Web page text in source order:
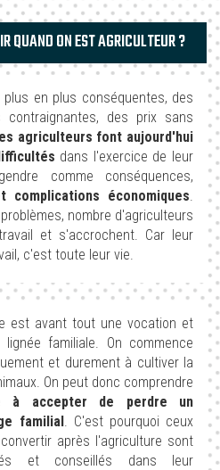
QUAND ON EST AGRICULTEUR ?
en plus conséquentes, des
des prix sans
agriculteurs font aujourd'hui
dans l'exercice de leur
comme conséquences,
économiques
nombre d'agriculteurs
et s'accrochent. Car leur
c'est toute leur vie.
est avant tout une vocation et
familiale. On commence
et durement à cultiver la
On peut donc comprendre
à accepter de perdre un
familial. C'est pourquoi ceux
après l'agriculture sont
et conseillés dans leur